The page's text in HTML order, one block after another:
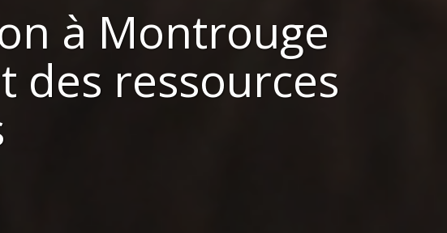
à Montrouge
des ressources